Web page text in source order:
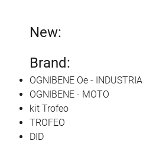
New:
Brand:
OGNIBENE Oe - INDUSTRIA
OGNIBENE - MOTO
kit Trofeo
TROFEO
DID